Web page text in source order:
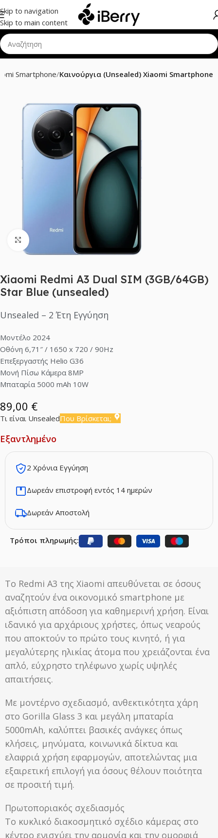
Skip to navigation
Skip to main content
Smartphone Καινούργια (Unsealed) Xiaomi Smartphone
Click to enlarge
Xiaomi Redmi A3 Dual SIM (3GB/64GB)
Star Blue (unsealed)
Unsealed – 2 Έτη Εγγύηση
Μοντέλο 2024
Οθόνη 6,71″ / 1650 x 720 / 90Hz
Επεξεργαστής Helio G36
Μονή Πίσω Κάμερα 8MP
Μπαταρία 5000 mAh 10W
89,00 €
Τι είναι UnsealedΠου Βρίσκεται;
Τρόποι πληρωμής:
2 Χρόνια Εγγύηση
Δωρεάν επιστροφή εντός 14 ημερών
Δωρεάν Αποστολή
Εξαντλημένο
Το Redmi A3 της Xiaomi απευθύνεται σε όσους
αναζητούν ένα οικονομικό smartphone με
αξιόπιστη απόδοση για καθημερινή χρήση. Είναι
ιδανικό για αρχάριους χρήστες, όπως νεαρούς
που αποκτούν το πρώτο τους κινητό, ή για
μεγαλύτερης ηλικίας άτομα που χρειάζονται ένα
απλό, εύχρηστο τηλέφωνο χωρίς υψηλές
απαιτήσεις.
Με μοντέρνο σχεδιασμό, ανθεκτικότητα χάρη
στο Gorilla Glass 3 και μεγάλη μπαταρία
5000mAh, καλύπτει βασικές ανάγκες όπως
κλήσεις, μηνύματα, κοινωνικά δίκτυα και
ελαφριά χρήση εφαρμογών, αποτελώντας μια
εξαιρετική επιλογή για όσους θέλουν ποιότητα
σε προσιτή τιμή.
Πρωτοποριακός σχεδιασμός
Το κυκλικό διακοσμητικό σχέδιο κάμερας στο
κέντρο ενισχύει την αρμονία και την ομορφιά